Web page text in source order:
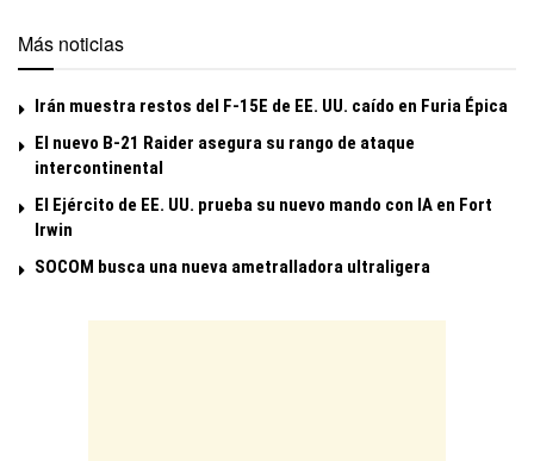
Más noticias
Irán muestra restos del F-15E de EE. UU. caído en Furia Épica
El nuevo B-21 Raider asegura su rango de ataque
intercontinental
El Ejército de EE. UU. prueba su nuevo mando con IA en Fort
Irwin
SOCOM busca una nueva ametralladora ultraligera